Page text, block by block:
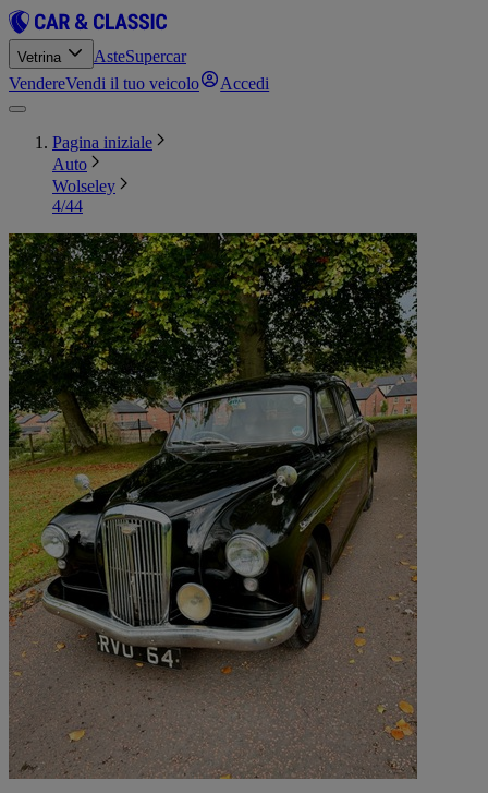
Vetrina AsteSupercar
VendereVendi il tuo veicolo Accedi
Pagina iniziale
Auto
Wolseley
4/44